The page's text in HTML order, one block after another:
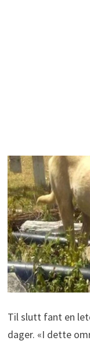
Til slutt fant en
dager. «I dette